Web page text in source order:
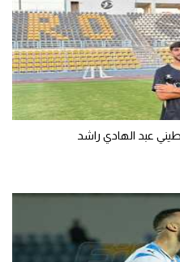
عبد الهادي راشد